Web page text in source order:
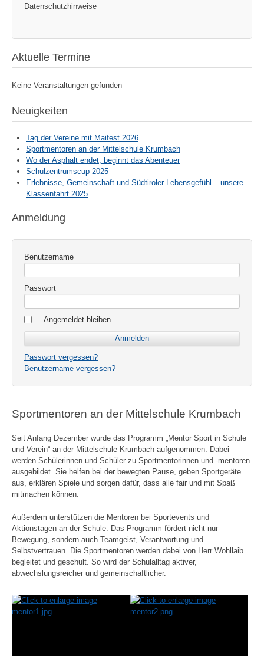
Datenschutzhinweise
Aktuelle Termine
Keine Veranstaltungen gefunden
Neuigkeiten
Tag der Vereine mit Maifest 2026
Sportmentoren an der Mittelschule Krumbach
Wo der Asphalt endet, beginnt das Abenteuer
Schulzentrumscup 2025
Erlebnisse, Gemeinschaft und Südtiroler Lebensgefühl – unsere
Klassenfahrt 2025
Anmeldung
Benutzername
Passwort
Angemeldet bleiben
Passwort vergessen?
Benutzername vergessen?
Sportmentoren an der Mittelschule Krumbach
Seit Anfang Dezember wurde das Programm „Mentor Sport in Schule
und Verein“ an der Mittelschule Krumbach aufgenommen. Dabei
werden Schülerinnen und Schüler zu Sportmentorinnen und -mentoren
ausgebildet. Sie helfen bei der bewegten Pause, geben Sportgeräte
aus, erklären Spiele und sorgen dafür, dass alle fair und mit Spaß
mitmachen können.
Außerdem unterstützen die Mentoren bei Sportevents und
Aktionstagen an der Schule. Das Programm fördert nicht nur
Bewegung, sondern auch Teamgeist, Verantwortung und
Selbstvertrauen. Die Sportmentoren werden dabei von Herr Wohllaib
begleitet und geschult. So wird der Schulalltag aktiver,
abwechslungsreicher und gemeinschaftlicher.